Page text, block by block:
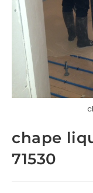
chape
71530